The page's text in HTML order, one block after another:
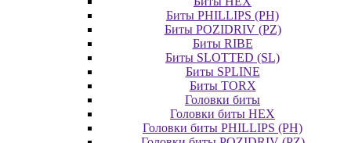
Биты PHILLIPS (PH)
Биты POZIDRIV (PZ)
Биты RIBE
Биты SLOTTED (SL)
Биты SPLINE
Биты TORX
Головки биты
Головки биты HEX
Головки биты PHILLIPS (PH)